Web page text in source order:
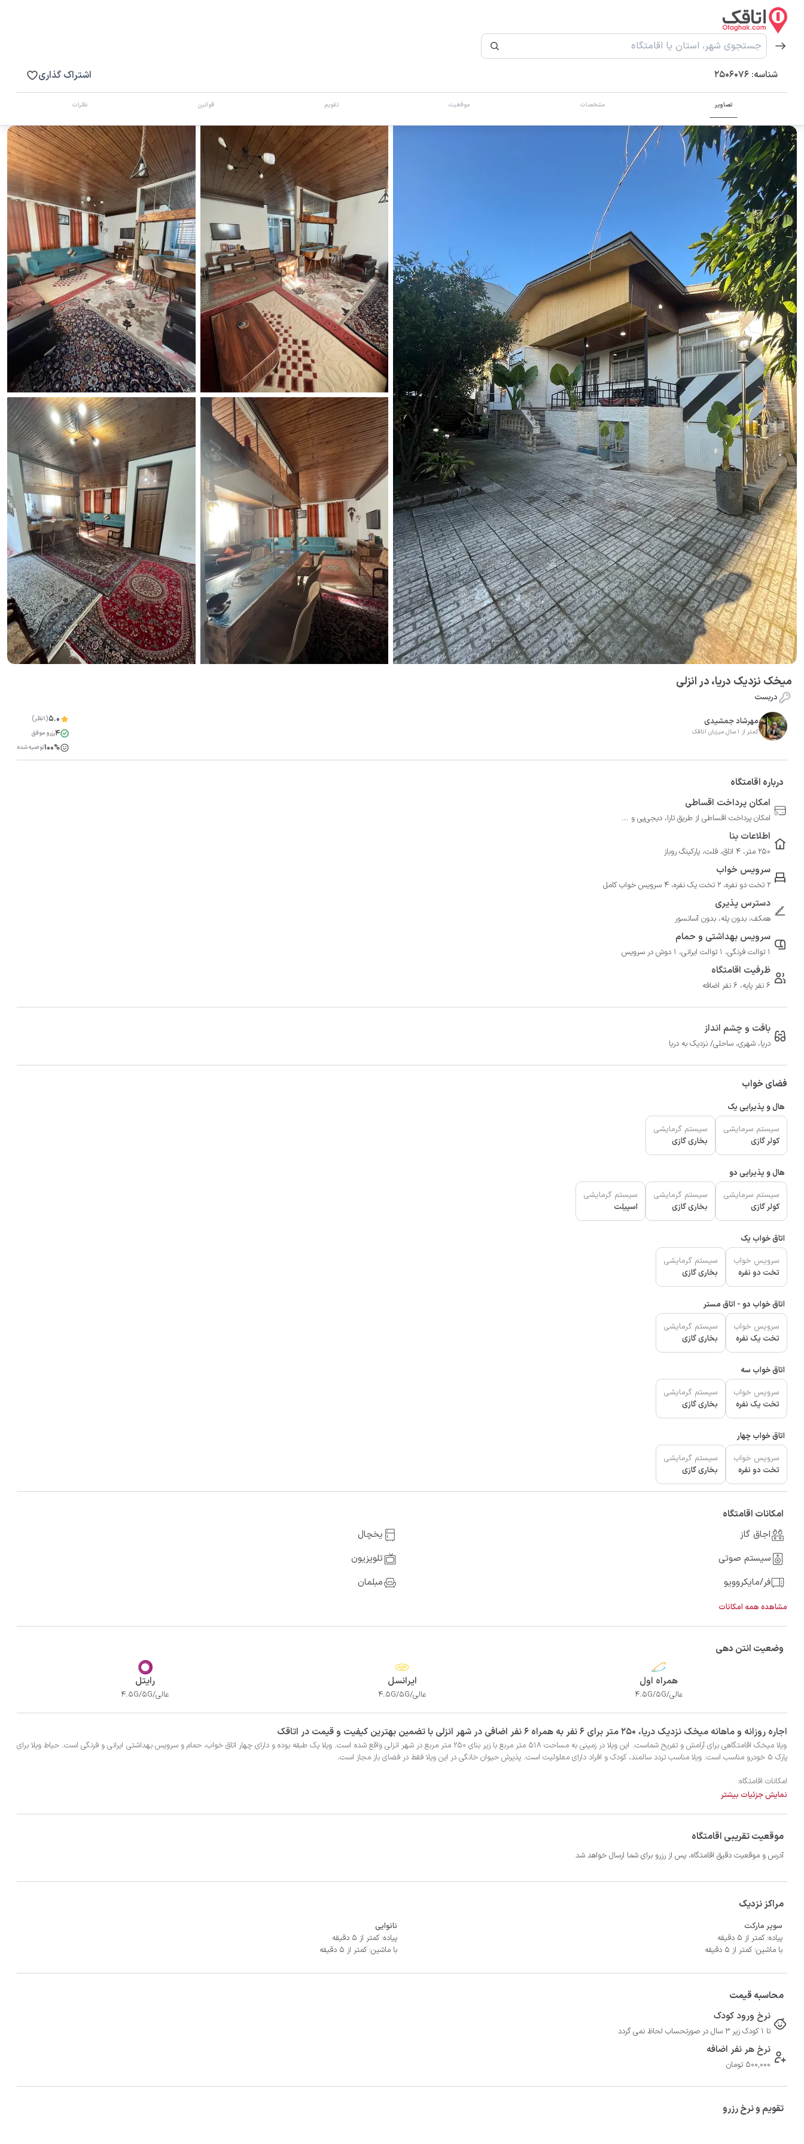
شناسه: 2506076
تصاویر مشخصات موقعیت تقویم قوانین نظرات
اشتراک گذاری
میخک نزدیک دریا، در انزلی
دربست
مهرشاد جمشیدی
کمتر از 1 سال میزبان اتاقک
5.0(1نظر)
4رزرو موفق
100%توصیه شده
درباره اقامتگاه
امکان پرداخت اقساطی
امکان پرداخت اقساطی از طریق تارا، دیجی‌پی و ...
اطلاعات بنا
250 متر، 4 اتاق، فلت، پارکینگ روباز
سرویس خواب
2 تخت دو نفره، 2 تخت یک نفره، 4 سرویس خواب کامل
دسترس پذیری
همکف، بدون پله، بدون آسانسور
سرویس بهداشتی و حمام
1 توالت فرنگی، 1 توالت ایرانی، 1 دوش در سرویس
ظرفیت اقامتگاه
6 نفر پایه، 6 نفر اضافه
بافت و چشم انداز
دریا، شهری، ساحلی/ نزدیک به دریا
فضای خواب
هال و پذیرایی یک
سیستم سرمایشی
کولر گازی
سیستم گرمایشی
بخاری گازی
هال و پذیرایی دو
سیستم سرمایشی
کولر گازی
سیستم گرمایشی
بخاری گازی
سیستم گرمایشی
اسپیلت
اتاق خواب یک
سرویس خواب
تخت دو نفره
سیستم گرمایشی
بخاری گازی
اتاق خواب دو - اتاق مستر
سرویس خواب
تخت یک نفره
سیستم گرمایشی
بخاری گازی
اتاق خواب سه
سرویس خواب
تخت یک نفره
سیستم گرمایشی
بخاری گازی
اتاق خواب چهار
سرویس خواب
تخت دو نفره
سیستم گرمایشی
بخاری گازی
امکانات اقامتگاه
اجاق گاز
یخچال
سیستم صوتی
تلویزیون
فر/مایکروویو
مبلمان
مشاهده همه امکانات
وضعیت انتن دهی
همراه اول
عالی/4.5G/5G
ایرانسل
عالی/4.5G/5G
رایتل
عالی/4.5G/5G
‫‫اجاره روزانه و ماهانه میخک نزدیک دریا، 250 متر برای 6 نفر به همراه 6 نفر اضافی در شهر انزلی با تضمین بهترین کیفیت و قیمت در اتاقک
ویلا میخک اقامتگاهی برای آرامش و تفریح شماست. این ویلا در زمینی به مساحت 518 متر مربع با زیر بنای 250 متر مربع در شهر انزلی واقع شده است. ویلا یک طبقه بوده و دارای چهار اتاق خواب، حمام و سرویس بهداشتی ایرانی و فرنگی است. حیاط ویلا برای
- سیستم سرمایشی کولر گازی و گرمایشی بخاری گازی
نمایش جزئیات بیشتر
موقعیت تقریبی اقامتگاه
آدرس و موقعیت دقیق اقامتگاه، پس از رزرو برای شما ارسال خواهد شد
مراکز نزدیک
سوپر مارکت
پیاده: کمتر از 5 دقیقه
با ماشین: کمتر از 5 دقیقه
نانوایی
پیاده: کمتر از 5 دقیقه
با ماشین: کمتر از 5 دقیقه
محاسبه قیمت
نرخ ورود کودک
تا 1 کودک زیر 3 سال در صورتحساب لحاظ نمی گردد
نرخ هر نفر اضافه
500,000 تومان
تقویم و نرخ رزرو